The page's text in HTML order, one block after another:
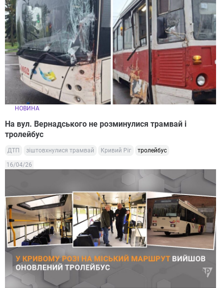
НОВИНА
На вул. Вернадського не розминулися трамвай і
тролейбус
ДТП зіштовхнулися трамвай Кривий Ріг тролейбус
16/04/26